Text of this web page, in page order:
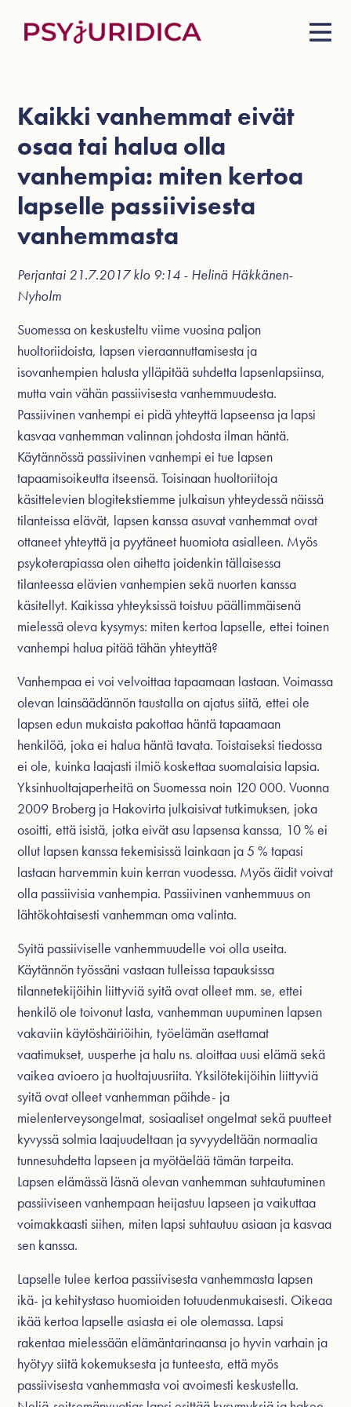
Kaikki vanhemmat eivät
osaa tai halua olla
vanhempia: miten kertoa
lapselle passiivisesta
vanhemmasta
Perjantai 21.7.2017 klo 9:14 - Helinä Häkkänen-
Nyholm
Suomessa on keskusteltu viime vuosina paljon
huoltoriidoista, lapsenvieraannuttamisesta ja
isovanhempien halusta ylläpitää suhdetta lapsenlapsiinsa,
mutta vain vähän passiivisesta vanhemmuudesta.
Passiivinen vanhempi ei pidä yhteyttä lapseensa ja lapsi
kasvaa vanhemman valinnan johdosta ilman häntä.
Käytännössä passiivinen vanhempi ei tue lapsen
tapaamisoikeutta itseensä. Toisinaan huoltoriitoja
käsittelevien blogitekstiemme julkaisun yhteydessä näissä
tilanteissa elävät, lapsen kanssa asuvat vanhemmat ovat
ottaneet yhteyttä ja pyytäneet huomiota asialleen. Myös
psykoterapiassa olen aihetta joidenkin tällaisessa
tilanteessa elävien vanhempien sekä nuorten kanssa
käsitellyt. Kaikissa yhteyksissä toistuu päällimmäisenä
mielessä oleva kysymys: miten kertoa lapselle, ettei toinen
vanhempi halua pitää tähän yhteyttä?
Vanhempaa ei voi velvoittaa tapaamaan lastaan. Voimassa
olevan lainsäädännön taustalla on ajatus siitä, ettei ole
lapsen edun mukaista pakottaa häntä tapaamaan
henkilöä, joka ei halua häntä tavata. Toistaiseksi tiedossa
ei ole, kuinka laajasti ilmiö koskettaa suomalaisia lapsia.
Yksinhuoltajaperheitä on Suomessa noin 120 000. Vuonna
2009 Broberg ja Hakovirta julkaisivat tutkimuksen, joka
osoitti, että isistä, jotka eivät asu lapsensa kanssa, 10 % ei
ollut lapsen kanssa tekemisissä lainkaan ja 5 % tapasi
lastaan harvemmin kuin kerran vuodessa. Myös äidit voivat
olla passiivisia vanhempia. Passiivinen vanhemmuus on
lähtökohtaisesti vanhemman oma valinta.
Syitä passiiviselle vanhemmuudelle voi olla useita.
Käytännön työssäni vastaan tulleissa tapauksissa
tilannetekijöihin liittyviä syitä ovat olleet mm. se, ettei
henkilö ole toivonut lasta, vanhemman uupuminen lapsen
vakaviin käytöshäiriöihin, työelämän asettamat
vaatimukset, uusperhe ja halu ns. aloittaa uusi elämä sekä
vaikea avioero ja huoltajuusriita. Yksilötekijöihin liittyviä
syitä ovat olleet vanhemman päihde- ja
mielenterveysongelmat, sosiaaliset ongelmat sekä puutteet
kyvyssä solmia laajuudeltaan ja syvyydeltään normaalia
tunnesuhdetta lapseen ja myötäelää tämän tarpeita.
Lapsen elämässä läsnä olevan vanhemman suhtautuminen
passiiviseen vanhempaan heijastuu lapseen ja vaikuttaa
voimakkaasti siihen, miten lapsi suhtautuu asiaan ja kasvaa
sen kanssa.
Lapselle tulee kertoa passiivisesta vanhemmasta lapsen
ikä- ja kehitystaso huomioiden totuudenmukaisesti. Oikeaa
ikää kertoa lapselle asiasta ei ole olemassa. Lapsi
rakentaa mielessään elämäntarinaansa jo hyvin varhain ja
hyötyy siitä kokemuksesta ja tunteesta, että myös
passiivisesta vanhemmasta voi avoimesti keskustella.